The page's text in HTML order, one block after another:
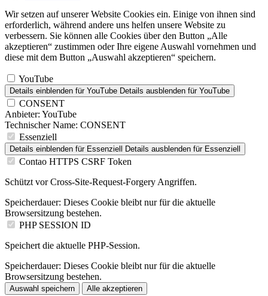
Wir setzen auf unserer Website Cookies ein. Einige von ihnen sind
erforderlich, während andere uns helfen unsere Website zu
verbessern. Sie können alle Cookies über den Button „Alle
akzeptieren“ zustimmen oder Ihre eigene Auswahl vornehmen und
diese mit dem Button „Auswahl akzeptieren“ speichern.
YouTube
Details einblenden für YouTube Details ausblenden für YouTube
CONSENT
Anbieter: YouTube
Technischer Name: CONSENT
Essenziell
Details einblenden für Essenziell Details ausblenden für Essenziell
Contao HTTPS CSRF Token
Schützt vor Cross-Site-Request-Forgery Angriffen.
Speicherdauer: Dieses Cookie bleibt nur für die aktuelle
Browsersitzung bestehen.
PHP SESSION ID
Speichert die aktuelle PHP-Session.
Speicherdauer: Dieses Cookie bleibt nur für die aktuelle
Browsersitzung bestehen.
Auswahl speichern Alle akzeptieren